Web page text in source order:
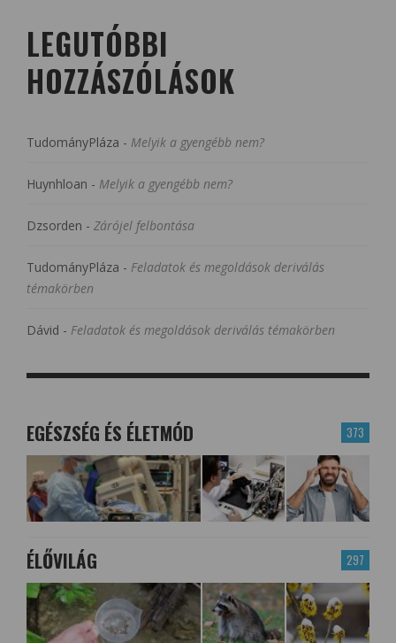
LEGUTÓBBI
HOZZÁSZÓLÁSOK
TudományPláza - Melyik a gyengébb nem?
Huynhloan - Melyik a gyengébb nem?
Dzsorden - Zárójel felbontása
TudományPláza - Feladatok és megoldások deriválás
témakörben
Dávid - Feladatok és megoldások deriválás témakörben
373
EGÉSZSÉG ÉS ÉLETMÓD
297
ÉLŐVILÁG